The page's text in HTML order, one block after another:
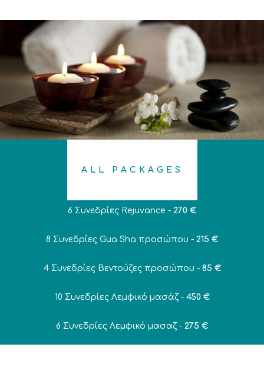
ALL PACKAGES
6 Συνεδρίες Rejuvance - 270 €
8 Συνεδρίες Gua Sha προσώπου - 215 €
4 Συνεδρίες Βεντούζες προσώπου - 85 €
10 Συνεδρίες Λεμφικό μασάζ - 450 €
6 Συνεδρίες Λεμφικό μασαζ - 275 €